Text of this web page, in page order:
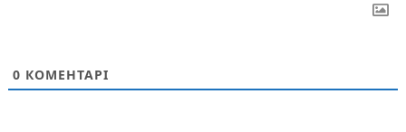
0 КОМЕНТАРІ